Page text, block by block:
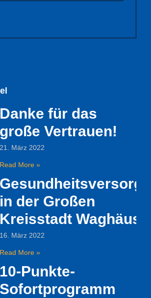
Danke für das
große Vertrauen!
21. März 2022
Read More »
in der Großen
Kreisstadt
16. März 2022
Read More »
10-Punkte-
Sofortprogramm